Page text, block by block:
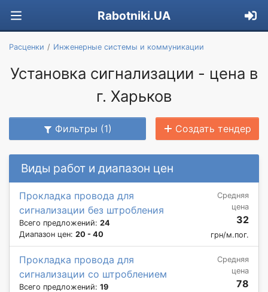
Rabotniki.UA
Расценки Инженерные системы и коммуникации
Установка сигнализации - цена в
г. Харьков
Фильтры (1) Создать тендер
Виды работ и диапазон цен
Прокладка провода для
сигнализации без штробления
Всего предложений: 24
Диапазон цен: 20 - 40
Средняя
цена
32
грн/м.пог.
Прокладка провода для
сигнализации со штроблением
Всего предложений: 19
Средняя
цена
78